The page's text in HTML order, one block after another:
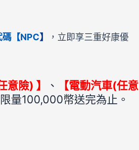
【NPC】
，立即享三重好康優
意險) 】 、
【電動汽車(任意
量100,000幣送完為止。